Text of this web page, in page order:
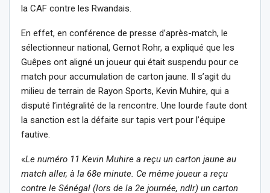
la CAF contre les Rwandais.
En effet, en conférence de presse d’après-match, le
sélectionneur national, Gernot Rohr, a expliqué que les
Guêpes ont aligné un joueur qui était suspendu pour ce
match pour accumulation de carton jaune. Il s’agit du
milieu de terrain de Rayon Sports, Kevin Muhire, qui a
disputé l’intégralité de la rencontre. Une lourde faute dont
la sanction est la défaite sur tapis vert pour l’équipe
fautive.
«Le numéro 11 Kevin Muhire a reçu un carton jaune au
match aller, à la 68e minute. Ce même joueur a reçu
contre le Sénégal (lors de la 2e journée, ndlr) un carton